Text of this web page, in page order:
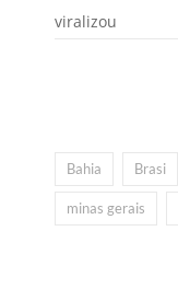
viralizou
Bahia Brasi
minas gerais